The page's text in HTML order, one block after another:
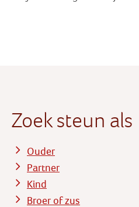
Zoek steun als
Ouder
Partner
Kind
Broer of zus